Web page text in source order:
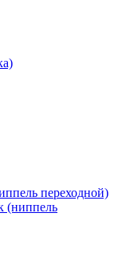
переходной)
(ниппель